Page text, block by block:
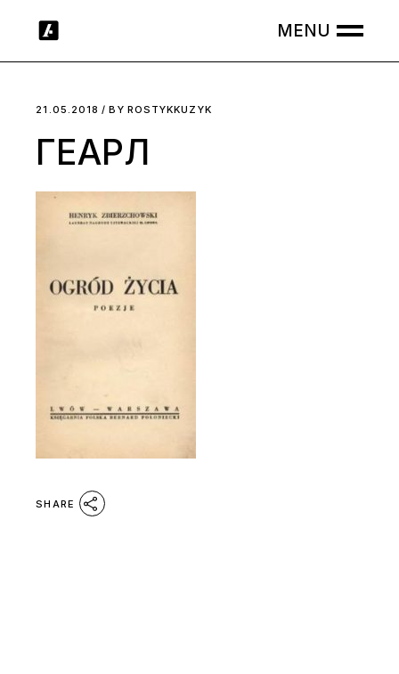
21.05.2018 BY ROSTYKKUZYK
ГЕАРЛ
SHARE